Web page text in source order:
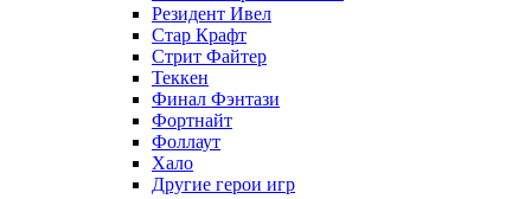
Резидент Ивел
Стар Крафт
Стрит Файтер
Теккен
Финал Фэнтази
Фортнайт
Фоллаут
Хало
Другие герои игр